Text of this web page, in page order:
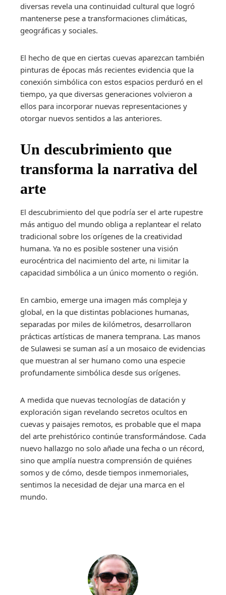
diversas revela una continuidad cultural que logró
mantenerse pese a transformaciones climáticas,
geográficas y sociales.
El hecho de que en ciertas cuevas aparezcan también
pinturas de épocas más recientes evidencia que la
conexión simbólica con estos espacios perduró en el
tiempo, ya que diversas generaciones volvieron a
ellos para incorporar nuevas representaciones y
otorgar nuevos sentidos a las anteriores.
Un descubrimiento que
transforma la narrativa del
arte
El descubrimiento del que podría ser el arte rupestre
más antiguo del mundo obliga a replantear el relato
tradicional sobre los orígenes de la creatividad
humana. Ya no es posible sostener una visión
eurocéntrica del nacimiento del arte, ni limitar la
capacidad simbólica a un único momento o región.
En cambio, emerge una imagen más compleja y
global, en la que distintas poblaciones humanas,
separadas por miles de kilómetros, desarrollaron
prácticas artísticas de manera temprana. Las manos
de Sulawesi se suman así a un mosaico de evidencias
que muestran al ser humano como una especie
profundamente simbólica desde sus orígenes.
A medida que nuevas tecnologías de datación y
exploración sigan revelando secretos ocultos en
cuevas y paisajes remotos, es probable que el mapa
del arte prehistórico continúe transformándose. Cada
nuevo hallazgo no solo añade una fecha o un récord,
sino que amplía nuestra comprensión de quiénes
somos y de cómo, desde tiempos inmemoriales,
sentimos la necesidad de dejar una marca en el
mundo.